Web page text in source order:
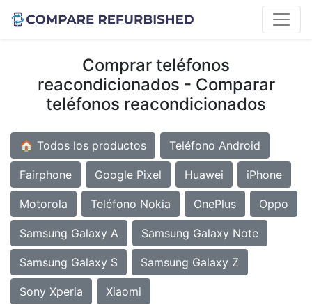
Comprar teléfonos
reacondicionados - Comparar
teléfonos reacondicionados
🏠 Todos los productos Teléfono Android
Fairphone Google Pixel Huawei iPhone
Motorola Teléfono Nokia OnePlus Oppo
Samsung Galaxy A Samsung Galaxy Note
Samsung Galaxy S Samsung Galaxy Z
Sony Xperia Xiaomi